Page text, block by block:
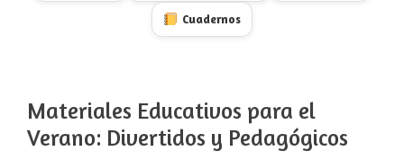
Cuadernos
Materiales Educativos para el
Verano: Divertidos y Pedagógicos